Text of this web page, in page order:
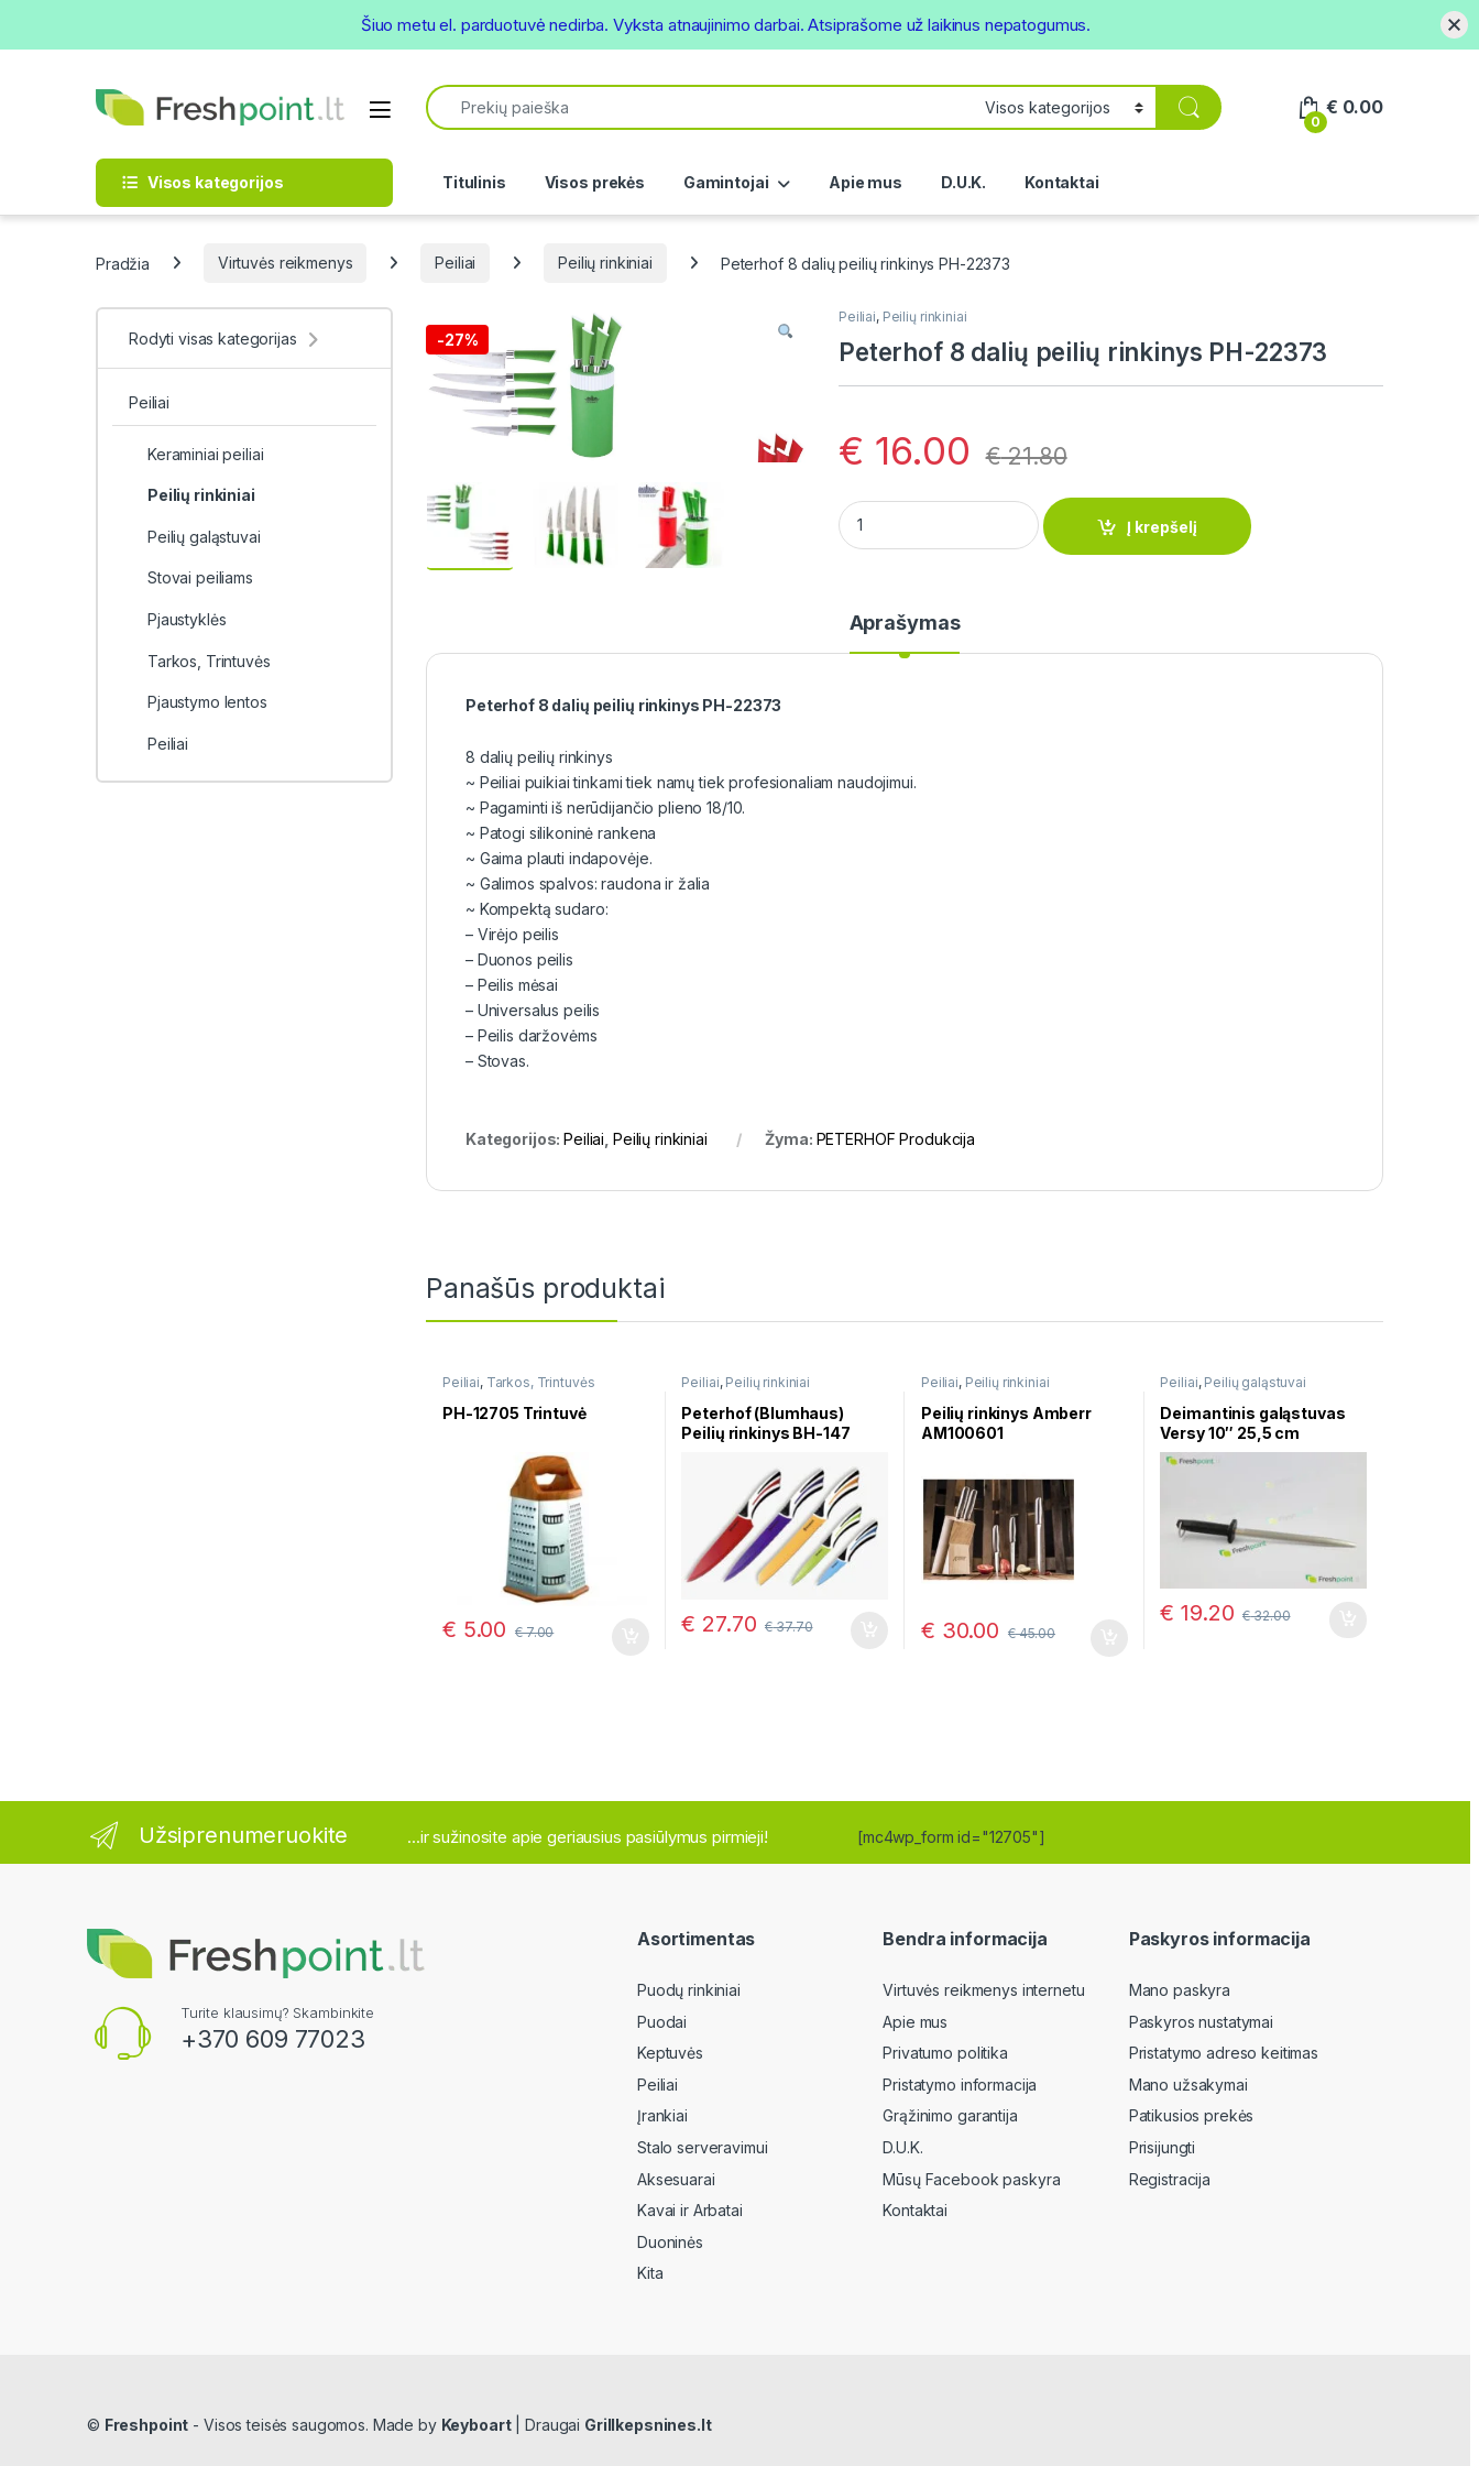
Open
Search for:
0
€ 0.00
Visos kategorijos Titulinis Visos prekės Gamintojai Apie mus D.U.K. Kontaktai
Pradžia Virtuvės reikmenys Peiliai Peilių rinkiniai Peterhof 8 dalių peilių rinkinys PH-22373
-27%
Peiliai, Peilių rinkiniai
Peterhof 8 dalių peilių rinkinys PH-22373
€ 16.00 €21.80
Peterhof 8 dalių peilių rinkinys PH-22373 quantity
Į krepšelį
Aprašymas
Peterhof 8 dalių peilių rinkinys PH-22373
8 dalių peilių rinkinys
~ Peiliai puikiai tinkami tiek namų tiek profesionaliam naudojimui.
~ Pagaminti iš nerūdijančio plieno 18/10.
~ Patogi silikoninė rankena
~ Gaima plauti indapovėje.
~ Galimos spalvos: raudona ir žalia
~ Kompektą sudaro:
– Virėjo peilis
– Duonos peilis
– Peilis mėsai
– Universalus peilis
– Peilis daržovėms
– Stovas.
Kategorijos:Peiliai Peilių rinkiniai Žyma: PETERHOF Produkcija
Panašūs produktai
Peiliai, Tarkos, Trintuvės
PH-12705 Trintuvė
€ 5.00 €7.00
Peiliai, Peilių rinkiniai
Peterhof (Blumhaus)
Peilių rinkinys BH-147
€ 27.70 €37.70
Peiliai, Peilių rinkiniai
Peilių rinkinys Amberr
AM100601
€ 30.00 €45.00
Peiliai, Peilių galąstuvai
Deimantinis galąstuvas
Versy 10″ 25,5 cm
1350028
€ 19.20 €32.00
Rodyti visas kategorijas
Peiliai
Keraminiai peiliai
Peilių rinkiniai
Peilių galąstuvai
Stovai peiliams
Pjaustyklės
Tarkos, Trintuvės
Pjaustymo lentos
Peiliai
Užsiprenumeruokite ...ir sužinosite apie geriausius pasiūlymus pirmieji! [mc4wp_form id="12705"]
Turite klausimų? Skambinkite
+370 609 77023
Asortimentas
Puodų rinkiniai
Puodai
Keptuvės
Peiliai
Įrankiai
Stalo serveravimui
Aksesuarai
Kavai ir Arbatai
Duoninės
Kita
Bendra informacija
Virtuvės reikmenys internetu
Apie mus
Privatumo politika
Pristatymo informacija
Grąžinimo garantija
D.U.K.
Mūsų Facebook paskyra
Kontaktai
Paskyros informacija
Mano paskyra
Paskyros nustatymai
Pristatymo adreso keitimas
Mano užsakymai
Patikusios prekės
Prisijungti
Registracija
© Freshpoint - Visos teisės saugomos. Made by Keyboart| Draugai Grillkepsnines.lt
Šiuo metu el. parduotuvė nedirba. Vyksta atnaujinimo darbai. Atsiprašome už laikinus nepatogumus.